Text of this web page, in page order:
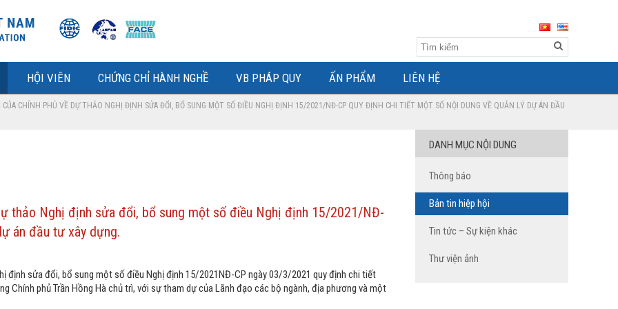
HỘI VIÊN CHỨNG CHỈ HÀNH NGHỀ VB PHÁP QUY ẤN PHẨM LIÊN HỆ
CỦA CHÍNH PHỦ VỀ DỰ THẢO NGHỊ ĐỊNH SỬA ĐỔI, BỔ SUNG MỘT SỐ ĐIỀU NGHỊ ĐỊNH 15/2021/NĐ-CP QUY ĐỊNH CHI TIẾT MỘT SỐ NỘI DUNG VỀ QUẢN LÝ DỰ ÁN ĐẦU
thảo Nghị định sửa đổi, bổ sung một số điều Nghị định 15/2021/NĐ-
án đầu tư xây dựng.
định sửa đổi, bổ sung một số điều Nghị định 15/2021NĐ-CP ngày 03/3/2021 quy định chi tiết
Chính phủ Trần Hồng Hà chủ trì, với sự tham dự của Lãnh đạo các bộ ngành, địa phương và một
DANH MỤC NỘI DUNG
Thông báo
Bản tin hiệp hội
Tin tức – Sự kiện khác
Thư viện ảnh